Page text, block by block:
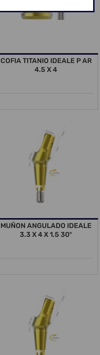
COFIA TITANIO IDEALE P AR
4.5 X 4
MUÑON ANGULADO IDEALE
3.3 X 4 X 1.5 30º